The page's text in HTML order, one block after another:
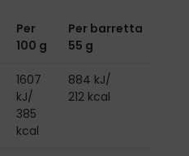
Per
100 g
Per barretta
55 g
1607
kJ/
385
kcal
884 kJ/
212 kcal